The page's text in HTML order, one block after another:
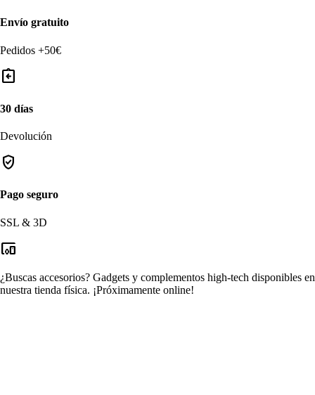
Envío gratuito
Pedidos +50€
assignment_return
30 días
Devolución
verified_user
Pago seguro
SSL & 3D
devices_other
¿Buscas accesorios? Gadgets y complementos high-tech disponibles en
nuestra tienda física. ¡Próximamente online!